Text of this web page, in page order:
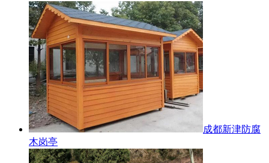
成都新津防腐
木岗亭